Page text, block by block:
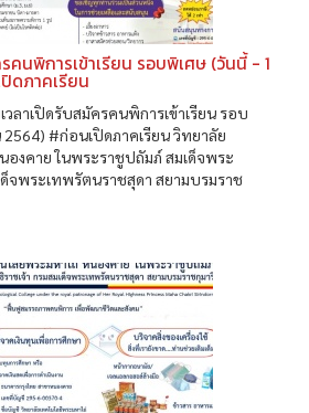
คนพิการเข้าเรียน รอบพิเศษ (วันนี้ - 1
ดภาคเรียน
ลาเปิดรับสมัครคนพิการเข้าเรียน รอบ
#ก่อนเปิดภาคเรียน วิทยาลัย
องคาย ในพระราชูปถัมภ์ สมเด็จพระ
ด็จพระเทพรัตนราชสุดา สยามบรมราช